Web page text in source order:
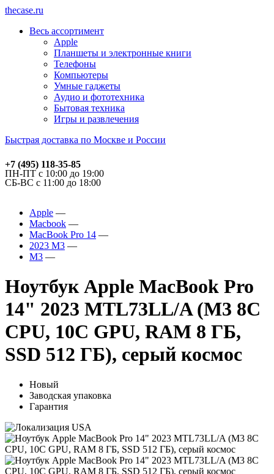
thecase.ru
Весь ассортимент
Apple
Планшеты и электронные книги
Телефоны
Компьютеры
Умные гаджеты
Аудио и фототехника
Бытовая техника
Игры и развлечения
Быстрая доставка по Москве и России
+7 (495) 118-35-85
ПН-ПТ с 10:00 до 19:00
СБ-ВС с 11:00 до 18:00
Apple
Macbook
MacBook Pro 14
2023 M3
M3
Ноутбук Apple MacBook Pro
14" 2023 MTL73LL/A (M3 8C
CPU, 10C GPU, RAM 8 ГБ,
SSD 512 ГБ), серый космос
Новый
Заводская упаковка
Гарантия